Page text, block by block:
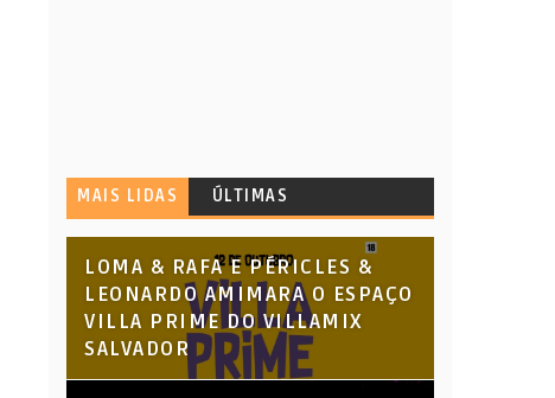
MAIS LIDAS ÚLTIMAS
LOMA & RAFA E PÉRICLES &
LEONARDO AMIMARA O ESPAÇO
VILLA PRIME DO VILLAMIX
SALVADOR